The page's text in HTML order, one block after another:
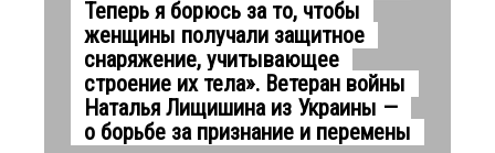
Теперь я борюсь за то, чтобы
женщины получали защитное
снаряжение, учитывающее
строение их тела». Ветеран войны
Наталья Лищишина из Украины —
о борьбе за признание и перемены